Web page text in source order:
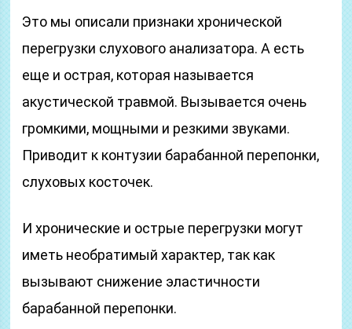
Это мы описали признаки хронической
перегрузки слухового анализатора. А есть
еще и острая, которая называется
акустической травмой. Вызывается очень
громкими, мощными и резкими звуками.
Приводит к контузии барабанной перепонки,
слуховых косточек.
И хронические и острые перегрузки могут
иметь необратимый характер, так как
вызывают снижение эластичности
барабанной перепонки.